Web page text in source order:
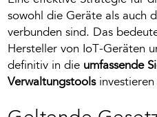
sowohl die Geräte als auch
verbunden sind. Das
Hersteller von IoT-Geräten
definitiv in die umfassende
Verwaltungstoolsinvestieren